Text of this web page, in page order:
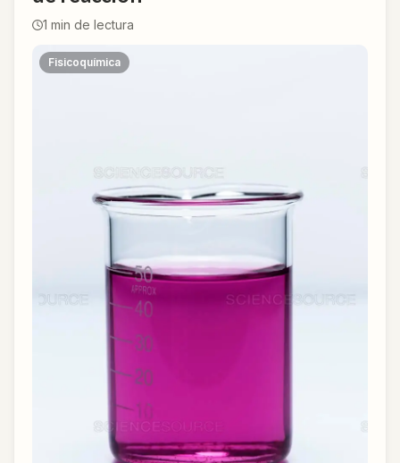
1 min de lectura
Fisicoquímica